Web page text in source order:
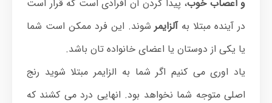
و اعصاب خوب، پیدا کردن آن افرادی است که قرار است
در آینده مبتلا بهآلزایمر شوند. این فرد ممکن است شما
یا یکی از دوستان یا اعضای خانواده تان باشد.
یاد اوری می کنیم اگر شما به الزایمر مبتلا شوید رنج
اصلی متوجه شما نخواهد بود. انهایی درد می کشند که